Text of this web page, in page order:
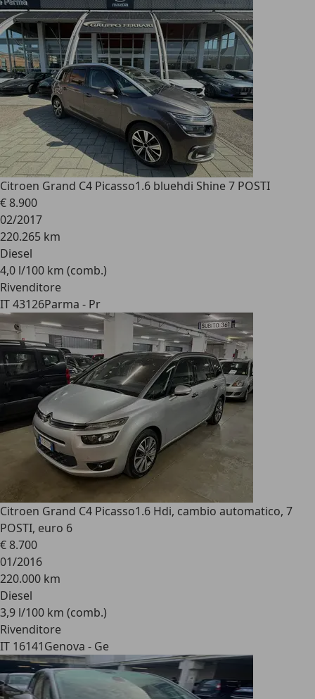
Citroen Grand C4 Picasso1.6 bluehdi Shine 7 POSTI
€ 8.900
02/2017
220.265 km
Diesel
4,0 l/100 km (comb.)
Rivenditore
IT 43126Parma - Pr
Citroen Grand C4 Picasso1.6 Hdi, cambio automatico, 7
POSTI, euro 6
€ 8.700
01/2016
220.000 km
Diesel
3,9 l/100 km (comb.)
Rivenditore
IT 16141Genova - Ge